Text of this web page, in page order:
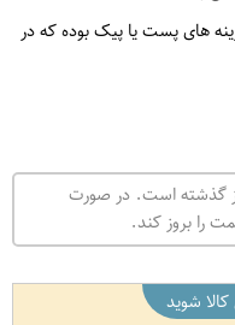
های پست یا پیک بوده که در
گذشته است. در صورت
را بروز کند.
شوید